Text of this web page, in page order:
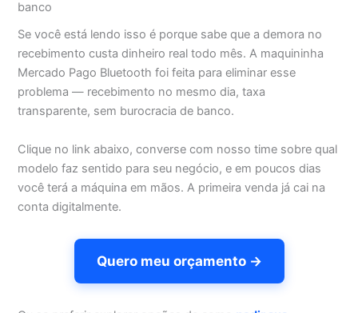
banco
Se você está lendo isso é porque sabe que a demora no
recebimento custa dinheiro real todo mês. A maquininha
Mercado Pago Bluetooth foi feita para eliminar esse
problema — recebimento no mesmo dia, taxa
transparente, sem burocra­cia de banco.
Clique no link abaixo, converse com nosso time sobre qual
modelo faz sentido para seu negócio, e em poucos dias
você terá a máquina em mãos. A primeira venda já cai na
conta digitalmente.
Quero meu orçamento →